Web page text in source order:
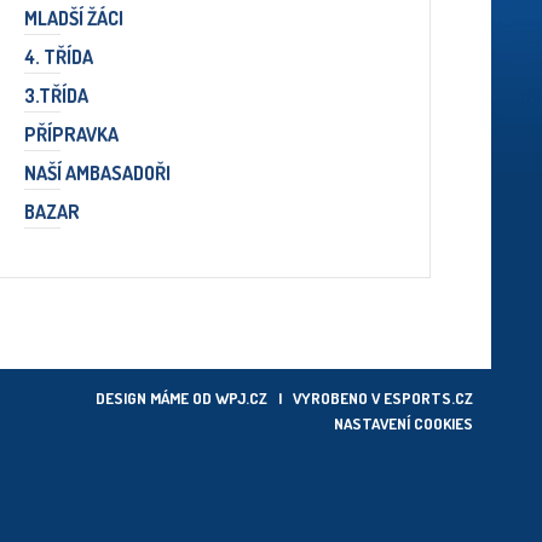
MLADŠÍ ŽÁCI
4. TŘÍDA
3.TŘÍDA
PŘÍPRAVKA
NAŠÍ AMBASADOŘI
BAZAR
DESIGN MÁME OD WPJ.CZ | VYROBENO VESPORTS.CZ
NASTAVENÍ COOKIES